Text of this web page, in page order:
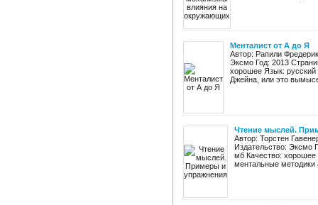
Менталист от А до Я
Автор: Рапили
Эксмо Год: 2013
хорошее Язык:
Джейна, или это
Чтение мыслей.
Автор: Торстен
Издательство: Эксмо
мб Качество: хорошее
ментальные методики